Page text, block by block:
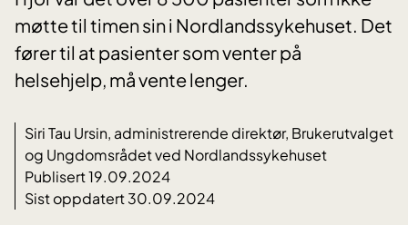
møtte til timen sin i Nordlandssykehuset. Det
fører til at pasienter som venter på
helsehjelp, må vente lenger.
Siri Tau Ursin, administrerende direktør, Brukerutvalget
og Ungdomsrådet ved Nordlandssykehuset
Publisert 19.09.2024
Sist oppdatert 30.09.2024